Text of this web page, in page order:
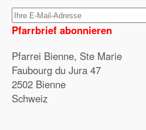
Pfarrbrief abonnieren
Pfarrei Bienne, Ste Marie
Faubourg du Jura 47
2502 Bienne
Schweiz